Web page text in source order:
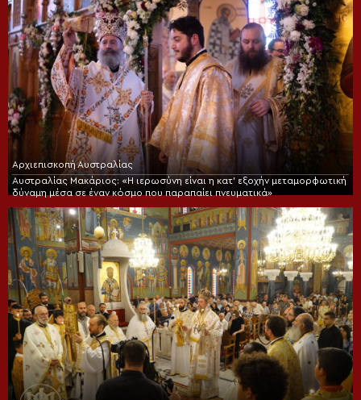
Αρχιεπισκοπή Αυστραλίας
Αυστραλίας Μακάριος: «Η ιερωσύνη είναι η κατ’ εξοχήν μεταμορφωτική
δύναμη μέσα σε έναν κόσμο που παραπαίει πνευματικά»